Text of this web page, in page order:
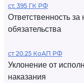
ст. 395 ГК РФ
Ответственность
обязательства
ст 20.25 КоАП РФ
Уклонение от
наказания